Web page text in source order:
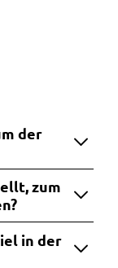
der
zum
in der